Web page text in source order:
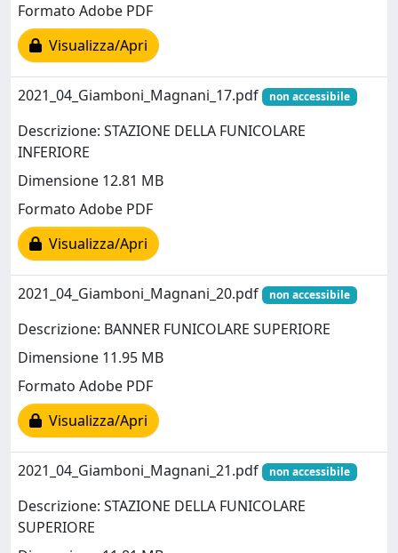
Formato Adobe PDF
Visualizza/Apri
2021_04_Giamboni_Magnani_17.pdf non accessibile
Descrizione: STAZIONE DELLA FUNICOLARE
INFERIORE
Dimensione 12.81 MB
Formato Adobe PDF
Visualizza/Apri
2021_04_Giamboni_Magnani_20.pdf non accessibile
Descrizione: BANNER FUNICOLARE SUPERIORE
Dimensione 11.95 MB
Formato Adobe PDF
Visualizza/Apri
2021_04_Giamboni_Magnani_21.pdf non accessibile
Descrizione: STAZIONE DELLA FUNICOLARE
SUPERIORE